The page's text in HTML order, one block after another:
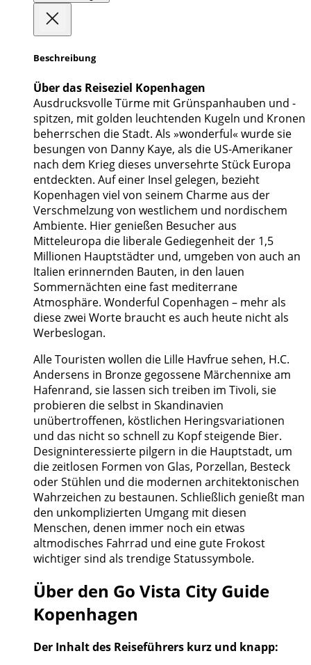
Beschreibung
Über das Reiseziel Kopenhagen
Ausdrucksvolle Türme mit Grünspanhauben und -
spitzen, mit golden leuchtenden Kugeln und Kronen
beherrschen die Stadt. Als »wonderful« wurde sie
besungen von Danny Kaye, als die US-Amerikaner
nach dem Krieg dieses unversehrte Stück Europa
entdeckten. Auf einer Insel gelegen, bezieht
Kopenhagen viel von seinem Charme aus der
Verschmelzung von westlichem und nordischem
Ambiente. Hier genießen Besucher aus
Mitteleuropa die liberale Gediegenheit der 1,5
Millionen Hauptstädter und, umgeben von auch an
Italien erinnernden Bauten, in den lauen
Sommernächten eine fast mediterrane
Atmosphäre. Wonderful Copenhagen – mehr als
diese zwei Worte braucht es auch heute nicht als
Werbeslogan.
Alle Touristen wollen die Lille Havfrue sehen, H.C.
Andersens in Bronze gegossene Märchennixe am
Hafenrand, sie lassen sich treiben im Tivoli, sie
probieren die selbst in Skandinavien
unübertroffenen, köstlichen Heringsvariationen
und das nicht so schnell zu Kopf steigende Bier.
Designinteressierte pilgern in die Hauptstadt, um
die zeitlosen Formen von Glas, Porzellan, Besteck
oder Stühlen und die modernen architektonischen
Wahrzeichen zu bestaunen. Schließlich genießt man
den unkomplizierten Umgang mit diesen
Menschen, denen immer noch ein etwas
altmodisches Fahrrad und eine gute Frokost
wichtiger sind als trendige Statussymbole.
Über den Go Vista City Guide
Kopenhagen
Der Inhalt des Reiseführers kurz und knapp: